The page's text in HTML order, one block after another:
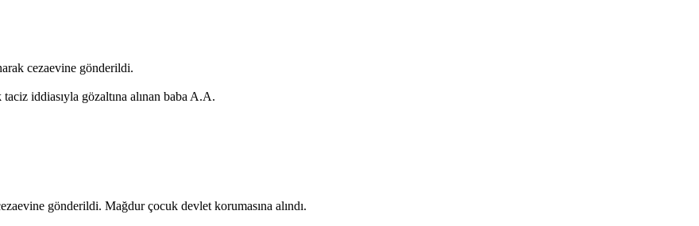
cezaevine gönderildi.
iddiasıyla gözaltına alınan baba A.A.
gönderildi. Mağdur çocuk devlet korumasına alındı.